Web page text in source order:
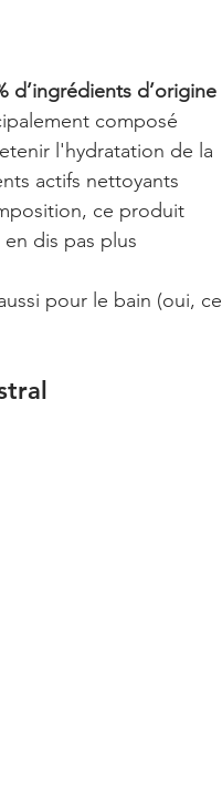
d’ingrédients d’origine
composé
l'hydratation de la
actifs nettoyants
ce produit
dis pas plus
pour le bain (oui, ce